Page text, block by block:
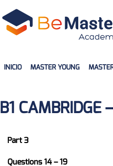
INICIO MASTER YOUNG
B1 CAMBRIDGE
Part 3
Questions 14 – 19